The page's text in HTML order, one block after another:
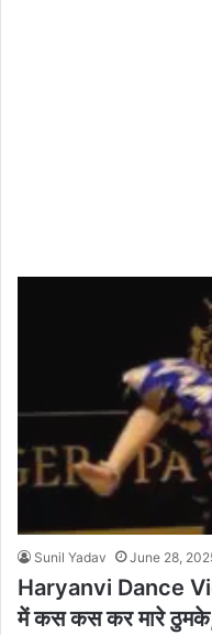
Sunil Yadav June 28,
Haryanvi Dance
में कस कस कर मारे